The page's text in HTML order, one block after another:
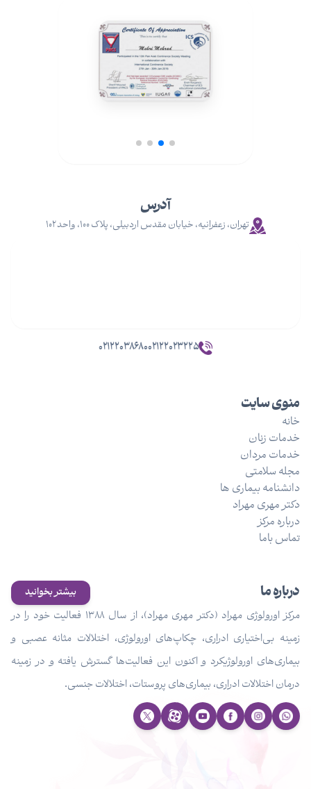
درباره ما بیشتر بخوانید
مرکز اورولوژی مهراد (دکتر مهری مهراد)، از سال ۱۳۸۸ فعالیت خود را در
زمینه بی‌اختیاری ادراری، چکاپ‌های اورولوژی، اختلالات مثانه عصبی و
بیماری‌های اورولوژیکرد و اکنون این فعالیت‌ها گسترش یافته و در زمینه
درمان اختلالات ادراری، بیماری‌های پروستات، اختلالات جنسی.
منوی سایت
خانه
خدمات زنان
خدمات مردان
مجله سلامتی
دانشنامه بیماری ها
دکتر مهری مهراد
درباره مرکز
تماس باما
آدرس
تهران، زعفرانیه، خیابان مقدس اردبیلی، پلاک ۱۰۰، واحد ۱۰۲
۰۲۱۲۲۰۲۳۲۲۵۰۲۱۲۲۰۳۸۶۸۰